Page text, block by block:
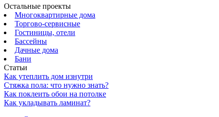
Остальные проекты
Многоквартирные дома
Торгово-сервисные
Гостиницы, отели
Бассейны
Дачные дома
Бани
Статьи
Как утеплить дом изнутри
Стяжка пола: что нужно знать?
Как поклеить обои на потолке
Как укладывать ламинат?